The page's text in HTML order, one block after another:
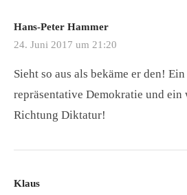
Hans-Peter Hammer
24. Juni 2017 um 21:20
Sieht so aus als bekäme er den!
repräsentative Demokratie und
Richtung Diktatur!
Klaus